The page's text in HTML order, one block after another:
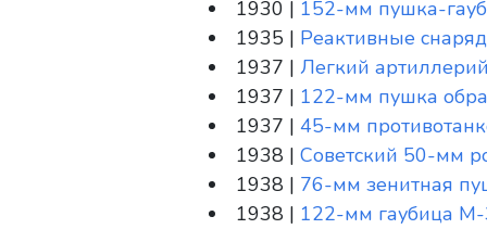
1930 | 152-мм пушка-
1935 | Реактивные
1937 | Легкий
1937 | 122-мм пушка
1937 | 45-мм
1938 | Советский 50-мм
1938 | 76-мм зенитная
1938 | 122-мм гаубица